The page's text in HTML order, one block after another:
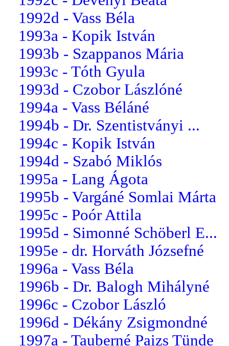
1992d - Vass Béla
1993a - Kopik István
1993b - Szappanos Mária
1993c - Tóth Gyula
1993d - Czobor Lászlóné
1994a - Vass Béláné
1994b - Dr. Szentistványi ...
1994c - Kopik István
1994d - Szabó Miklós
1995a - Lang Ágota
1995b - Vargáné Somlai Márta
1995c - Poór Attila
1995d - Simonné Schöberl E...
1995e - dr. Horváth Józsefné
1996a - Vass Béla
1996b - Dr. Balogh Mihályné
1996c - Czobor László
1996d - Dékány Zsigmondné
1997a - Tauberné Paizs Tünde